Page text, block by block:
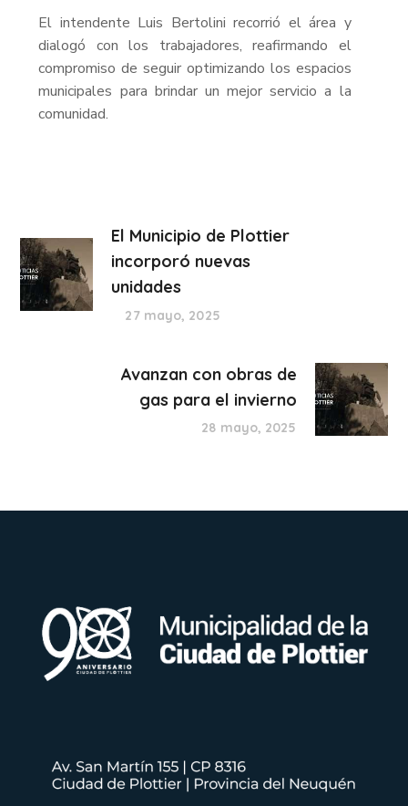
El intendente Luis Bertolini recorrió el área y
dialogó con los trabajadores, reafirmando el
compromiso de seguir optimizando los espacios
municipales para brindar un mejor servicio a la
comunidad.
El Municipio de Plottier
incorporó nuevas
unidades
27 mayo, 2025
Avanzan con obras de
gas para el invierno
28 mayo, 2025